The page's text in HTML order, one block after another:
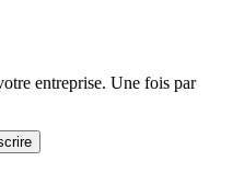
entreprise. Une fois par